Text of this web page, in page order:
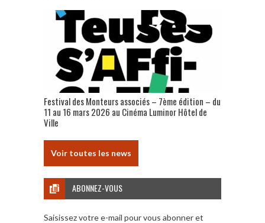
Festival des Monteurs associés – 7ème édition – du
11 au 16 mars 2026 au Cinéma Luminor Hôtel de
Ville
Voir toutes les news
ABONNEZ-VOUS
Saisissez votre e-mail pour vous abonner et